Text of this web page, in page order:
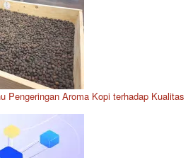
Pengeringan Aroma Kopi terhadap Kualitas